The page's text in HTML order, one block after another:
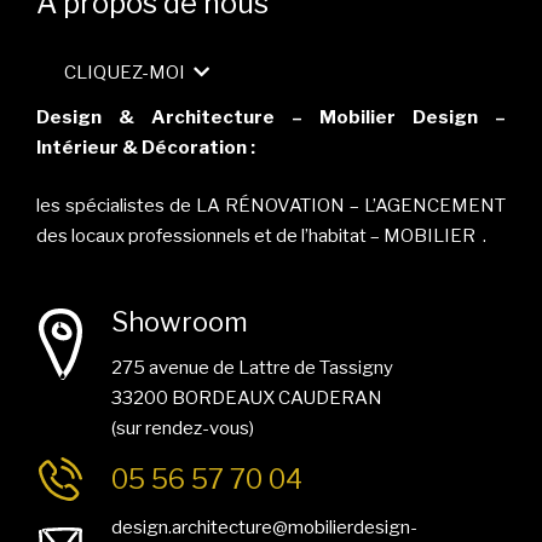
CLIQUEZ-MOI
Design & Architecture – Mobilier Design –
Intérieur & Décoration :
les spécialistes de LA RÉNOVATION – L’AGENCEMENT
des locaux professionnels et de l’habitat – MOBILIER .
Showroom
275 avenue de Lattre de Tassigny
33200 BORDEAUX CAUDERAN
(sur rendez-vous)
05 56 57 70 04
design.architecture@mobilierdesign-